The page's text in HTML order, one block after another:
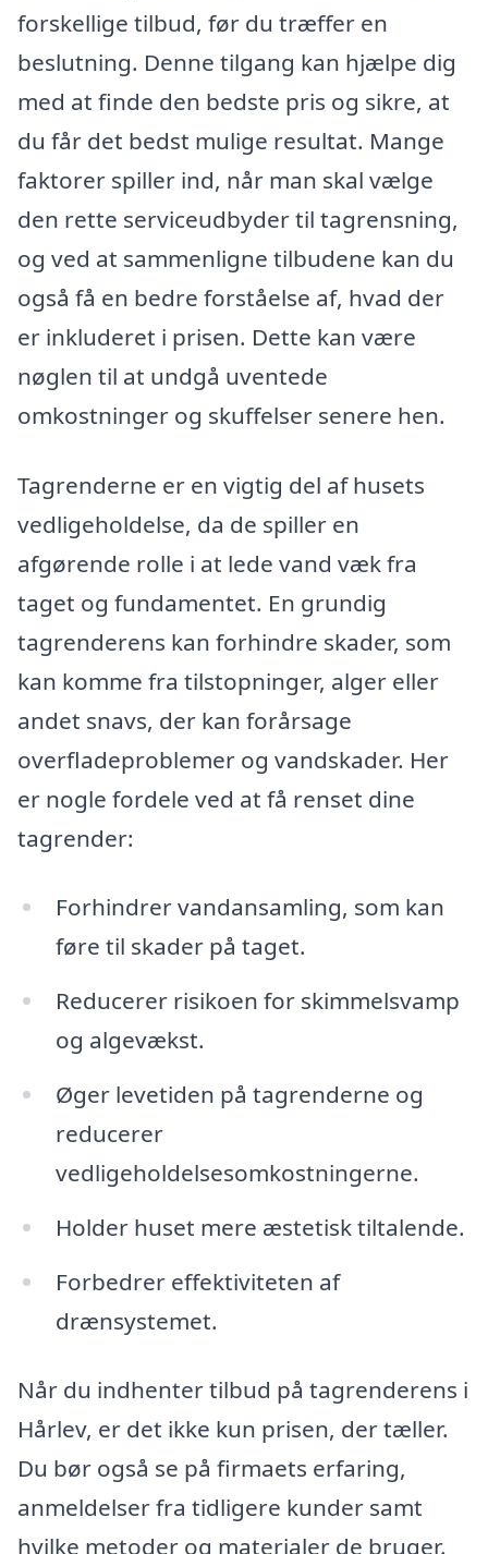
forskellige tilbud, før du træffer en
beslutning. Denne tilgang kan hjælpe dig
med at finde den bedste pris og sikre, at
du får det bedst mulige resultat. Mange
faktorer spiller ind, når man skal vælge
den rette serviceudbyder til tagrensning,
og ved at sammenligne tilbudene kan du
også få en bedre forståelse af, hvad der
er inkluderet i prisen. Dette kan være
nøglen til at undgå uventede
omkostninger og skuffelser senere hen.
Tagrenderne er en vigtig del af husets
vedligeholdelse, da de spiller en
afgørende rolle i at lede vand væk fra
taget og fundamentet. En grundig
tagrenderens kan forhindre skader, som
kan komme fra tilstopninger, alger eller
andet snavs, der kan forårsage
overfladeproblemer og vandskader. Her
er nogle fordele ved at få renset dine
tagrender:
Forhindrer vandansamling, som kan
føre til skader på taget.
Reducerer risikoen for skimmelsvamp
og algevækst.
Øger levetiden på tagrenderne og
reducerer
vedligeholdelsesomkostningerne.
Holder huset mere æstetisk tiltalende.
Forbedrer effektiviteten af
drænsystemet.
Når du indhenter tilbud på tagrenderens i
Hårlev, er det ikke kun prisen, der tæller.
Du bør også se på firmaets erfaring,
anmeldelser fra tidligere kunder samt
hvilke metoder og materialer de bruger.